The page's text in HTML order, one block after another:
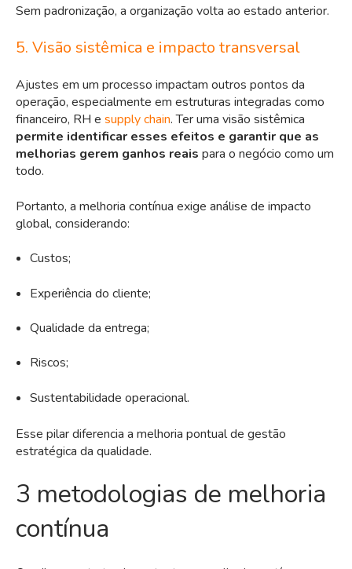
Sem padronização, a organização volta ao estado anterior.
5. Visão sistêmica e impacto transversal
Ajustes em um processo impactam outros pontos da
operação, especialmente em estruturas integradas como
financeiro, RH e supply chain. Ter uma visão sistêmica
permite identificar esses efeitos e garantir que as
melhorias gerem ganhos reais para o negócio como um
todo.
Portanto, a melhoria contínua exige análise de impacto
global, considerando:
Custos;
Experiência do cliente;
Qualidade da entrega;
Riscos;
Sustentabilidade operacional.
Esse pilar diferencia a melhoria pontual de gestão
estratégica da qualidade.
3 metodologias de melhoria
contínua